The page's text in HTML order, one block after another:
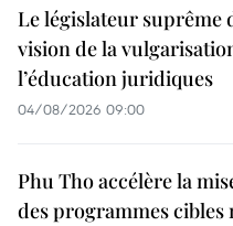
Le législateur suprême
vision de la
l’éducation juridiques
04/08/2026 09:00
Phu Tho accélère la
des programmes cibles